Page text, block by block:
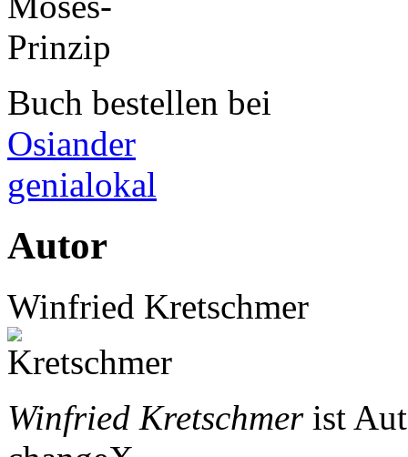
Buch bestellen bei
Osiander
genialokal
Autor
Winfried Kretschmer
Winfried Kretschmerist